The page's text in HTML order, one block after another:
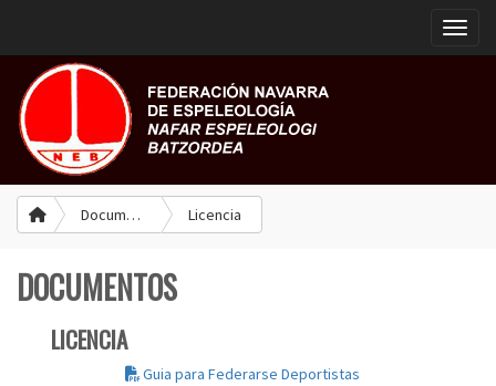
Documentos Licencia
DOCUMENTOS
LICENCIA
Guia para Federarse Deportistas